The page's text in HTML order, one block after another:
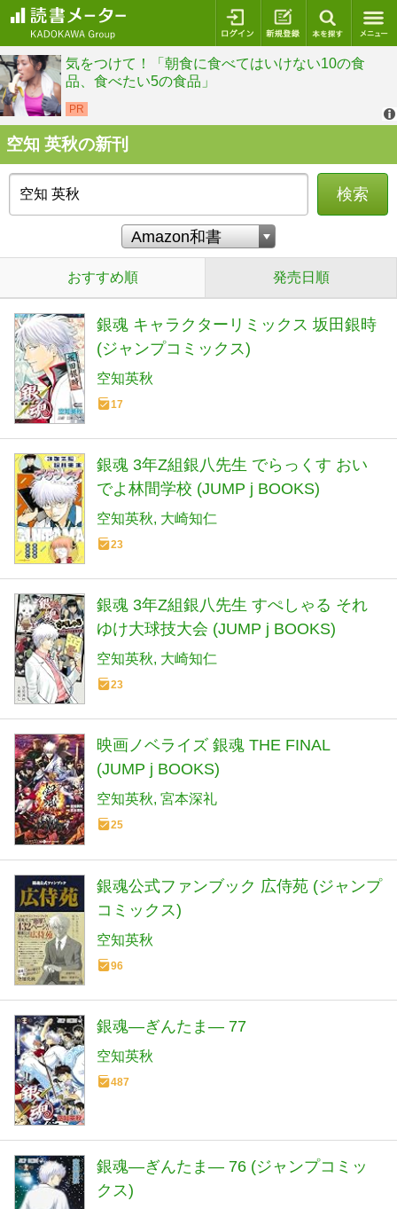
ログイン 新規登録
空知 英秋の新刊
検索
おすすめ順 発売日順
銀魂 キャラクターリミックス 坂田銀時
(ジャンプコミックス)
空知英秋
17
銀魂 3年Z組銀八先生 でらっくす おい
でよ林間学校 (JUMP j BOOKS)
空知英秋 大崎知仁
23
銀魂 3年Z組銀八先生 すぺしゃる それ
ゆけ大球技大会 (JUMP j BOOKS)
空知英秋 大崎知仁
23
映画ノベライズ 銀魂 THE FINAL
(JUMP j BOOKS)
空知英秋 宮本深礼
25
銀魂公式ファンブック 広侍苑 (ジャンプ
コミックス)
空知英秋
96
銀魂―ぎんたま― 77
空知英秋
487
銀魂―ぎんたま― 76 (ジャンプコミッ
クス)